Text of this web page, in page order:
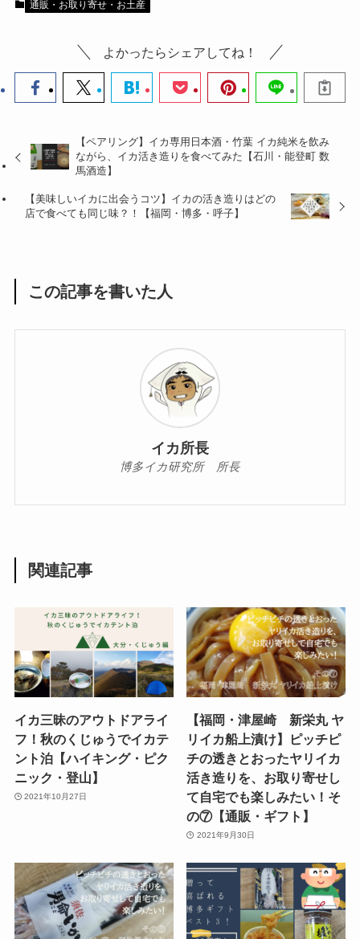
通販・お取り寄せ・お土産
よかったらシェアしてね！
【ペアリング】イカ専用日本酒・竹葉 イカ純米を飲み
ながら、イカ活き造りを食べてみた【石川・能登町 数
馬酒造】
【美味しいイカに出会うコツ】イカの活き造りはどの
店で食べても同じ味？！【福岡・博多・呼子】
この記事を書いた人
イカ所長
博多イカ研究所 所長
関連記事
イカ三昧のアウトドアライ
フ！秋のくじゅうでイカテ
ント泊【ハイキング・ピク
ニック・登山】
2021年10月27日
【福岡・津屋崎 新栄丸 ヤ
リイカ船上漬け】ピッチピ
チの透きとおったヤリイカ
活き造りを、お取り寄せし
て自宅でも楽しみたい！そ
の⑦【通販・ギフト】
2021年9月30日